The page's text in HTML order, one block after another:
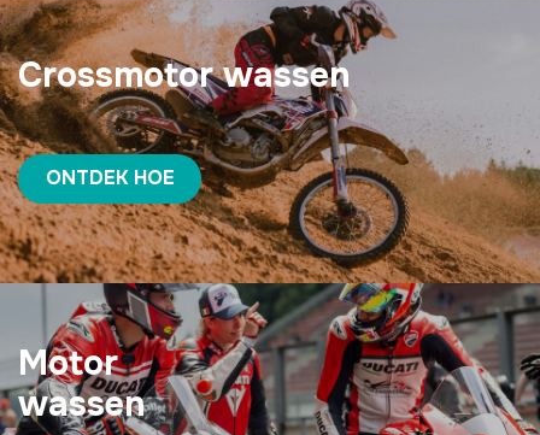
Crossmotor wassen
ONTDEK HOE
Motor
wassen